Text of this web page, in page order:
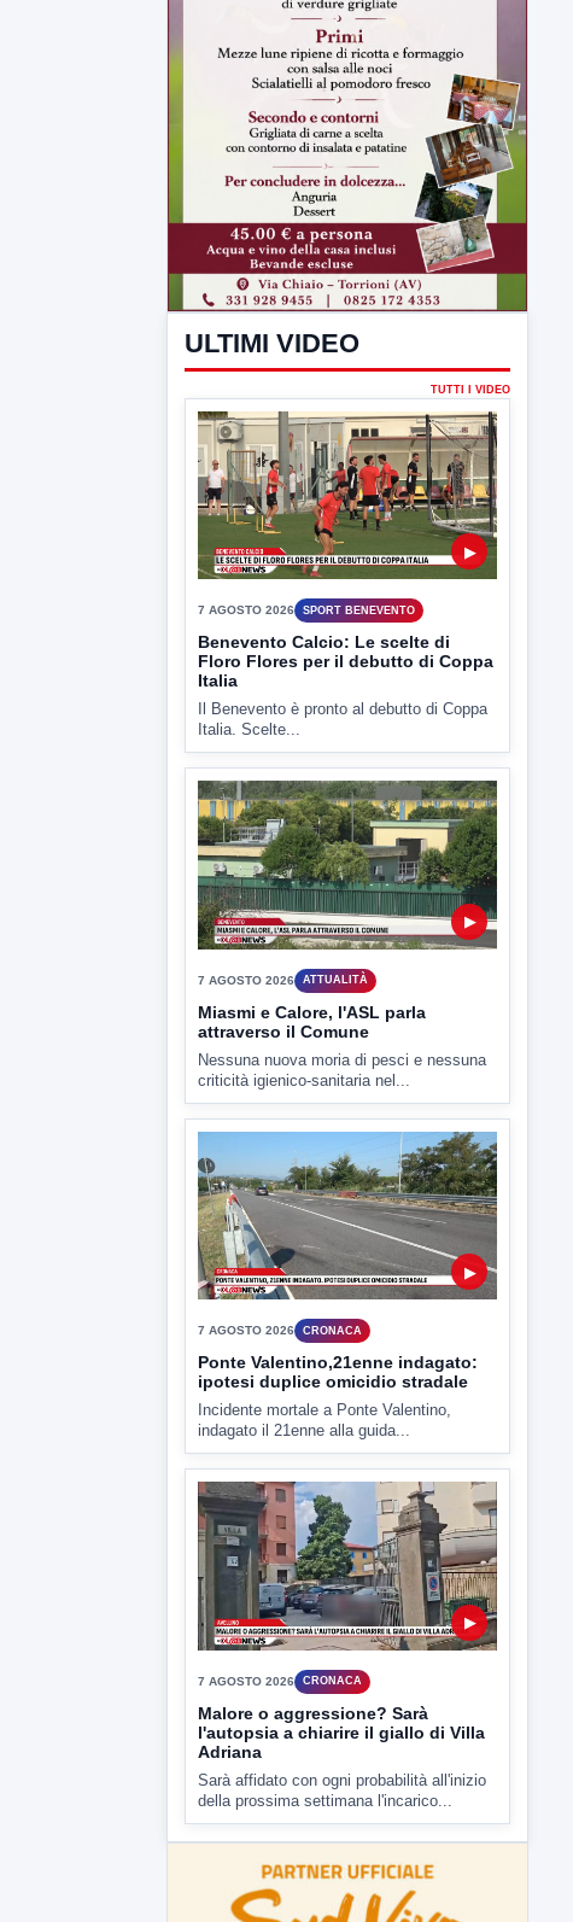
▶
7 AGOSTO 2026 SPORT BENEVENTO
Benevento Calcio: Le scelte di
Floro Flores per il debutto di Coppa
Italia
Il Benevento è pronto al debutto di Coppa
Italia. Scelte...
▶
7 AGOSTO 2026 ATTUALITÀ
Miasmi e Calore, l'ASL parla
attraverso il Comune
Nessuna nuova moria di pesci e nessuna
criticità igienico-sanitaria nel...
▶
7 AGOSTO 2026 CRONACA
ipotesi duplice omicidio stradale
Incidente mortale a Ponte Valentino,
indagato il 21enne alla guida...
7 AGOSTO 2026 CRONACA
Malore o aggressione? Sarà
l'autopsia a chiarire il giallo di Villa
Adriana
Sarà affidato con ogni probabilità all'inizio
della prossima settimana l'incarico...